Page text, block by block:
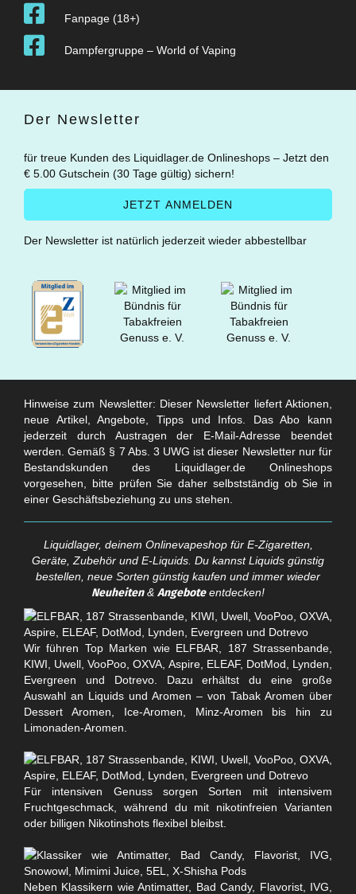
Fanpage (18+)
Dampfergruppe – World of Vaping
Der Newsletter
für treue Kunden des Liquidlager.de Onlineshops – Jetzt den
€ 5.00 Gutschein (30 Tage gültig) sichern!
Der Newsletter ist natürlich jederzeit wieder abbestellbar
Hinweise zum Newsletter: Dieser Newsletter liefert Aktionen,
neue Artikel, Angebote, Tipps und Infos. Das Abo kann
jederzeit durch Austragen der E-Mail-Adresse beendet
werden. Gemäß § 7 Abs. 3 UWG ist dieser Newsletter nur für
Bestandskunden des Liquidlager.de Onlineshops
vorgesehen, bitte prüfen Sie daher selbstständig ob Sie in
einer Geschäftsbeziehung zu uns stehen.
Liquidlager, deinem Onlinevapeshop für E-Zigaretten,
Geräte, Zubehör und E-Liquids. Du kannst Liquids günstig
bestellen, neue Sorten günstig kaufen und immer wieder
Neuheiten& Angeboteentdecken!
Wir führen Top Marken wie ELFBAR, 187 Strassenbande,
KIWI, Uwell, VooPoo, OXVA, Aspire, ELEAF, DotMod, Lynden,
Evergreen und Dotrevo. Dazu erhältst du eine große
Auswahl an Liquids und Aromen – von Tabak Aromen über
Dessert Aromen, Ice-Aromen, Minz-Aromen bis hin zu
Limonaden-Aromen.
Für intensiven Genuss sorgen Sorten mit intensivem
Fruchtgeschmack, während du mit nikotinfreien Varianten
oder billigen Nikotinshots flexibel bleibst.
Neben Klassikern wie Antimatter, Bad Candy, Flavorist, IVG,